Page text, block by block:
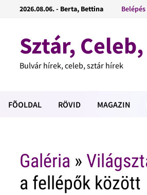
2026.08.06. - Berta, Bettina Belépés
Sztár,
Bulvár hírek, celeb, sztár hírek
FÕOLDAL RÖVID MAGAZIN
Galéria »
a fellépők között